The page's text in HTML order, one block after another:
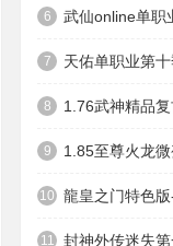
6
7
8
9
10
11